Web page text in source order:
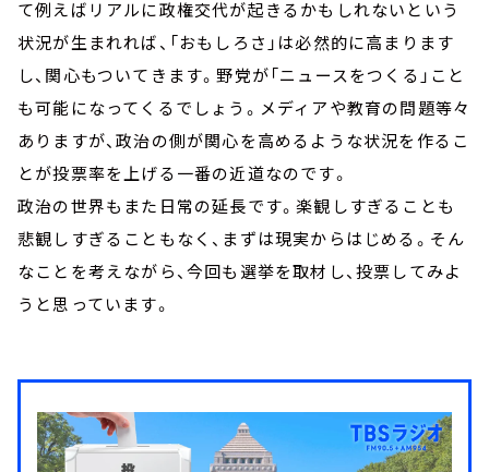
て例えばリアルに政権交代が起きるかもしれないという
状況が生まれれば、「おもしろさ」は必然的に高まります
し、関心もついてきます。野党が「ニュースをつくる」こと
も可能になってくるでしょう。メディアや教育の問題等々
ありますが、政治の側が関心を高めるような状況を作るこ
とが投票率を上げる一番の近道なのです。
政治の世界もまた日常の延長です。楽観しすぎることも
悲観しすぎることもなく、まずは現実からはじめる。そん
なことを考えながら、今回も選挙を取材し、投票してみよ
うと思っています。